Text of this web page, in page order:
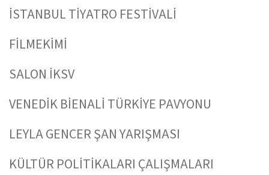
İSTANBUL TİYATRO FESTİVALİ
FİLMEKİMİ
SALON İKSV
VENEDİK BİENALİ TÜRKİYE PAVYONU
LEYLA GENCER ŞAN YARIŞMASI
KÜLTÜR POLİTİKALARI ÇALIŞMALARI